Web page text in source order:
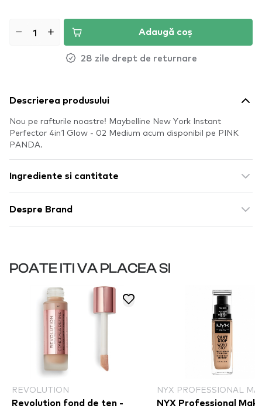
Adaugă coș
28 zile drept de returnare
Descrierea produsului
Nou pe rafturile noastre! Maybelline New York Instant
Perfector 4in1 Glow - 02 Medium acum disponibil pe PINK
PANDA.
Ingrediente si cantitate
Despre Brand
POATE ITI VA PLACEA SI
REVOLUTION
Revolution fond de ten -
NYX PROFESSIONAL
NYX Professional